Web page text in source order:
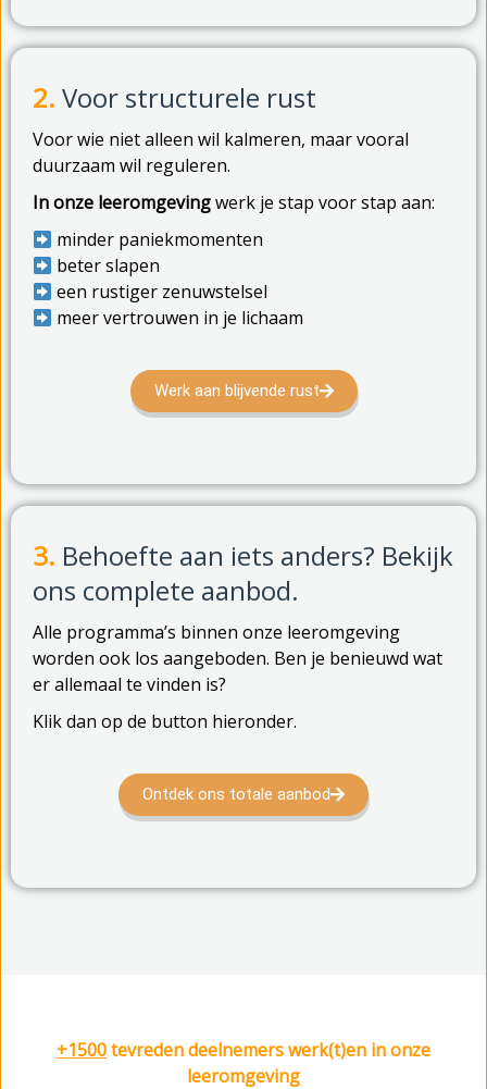
2. Voor structurele rust
Voor wie niet alleen wil kalmeren, maar vooral
duurzaam wil reguleren.
In onze leeromgevingwerk je stap voor stap aan:
minder paniekmomenten
beter slapen
een rustiger zenuwstelsel
meer vertrouwen in je lichaam
Werk aan blijvende rust
3. Behoefte aan iets anders? Bekijk
ons complete aanbod.
Alle programma’s binnen onze leeromgeving
worden ook los aangeboden. Ben je benieuwd wat
er allemaal te vinden is?
Klik dan op de button hieronder.
Ontdek ons totale aanbod
+1500tevreden deelnemers werk(t)en in onze
leeromgeving